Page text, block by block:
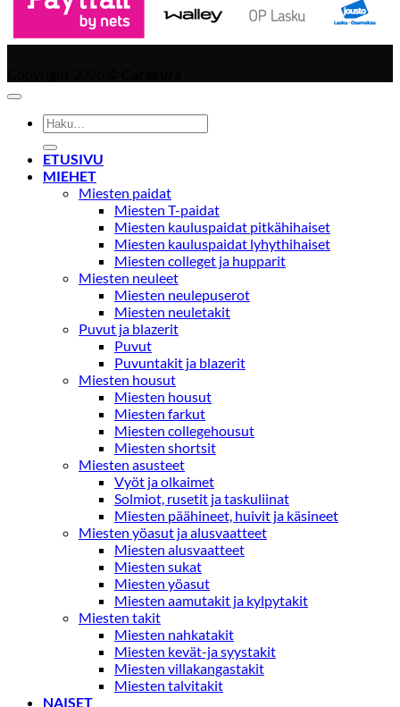
Etsi:
ETUSIVU
MIEHET
Miesten paidat
Miesten T-paidat
Miesten kauluspaidat pitkähihaiset
Miesten kauluspaidat lyhythihaiset
Miesten colleget ja hupparit
Miesten neuleet
Miesten neulepuserot
Miesten neuletakit
Puvut ja blazerit
Puvut
Puvuntakit ja blazerit
Miesten housut
Miesten housut
Miesten farkut
Miesten collegehousut
Miesten shortsit
Miesten asusteet
Vyöt ja olkaimet
Solmiot, rusetit ja taskuliinat
Miesten päähineet, huivit ja käsineet
Miesten yöasut ja alusvaatteet
Miesten alusvaatteet
Miesten sukat
Miesten yöasut
Miesten aamutakit ja kylpytakit
Miesten takit
Miesten nahkatakit
Miesten kevät-ja syystakit
Miesten villakangastakit
Miesten talvitakit
NAISET